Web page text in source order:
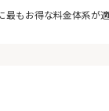
最もお得な料金体系が適